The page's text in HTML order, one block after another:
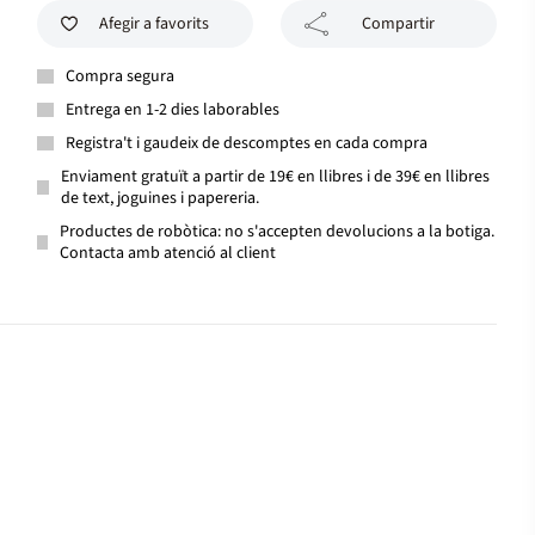
Afegir a favorits Compartir
Compra segura
Entrega en 1-2 dies laborables
Registra't i gaudeix de descomptes en cada compra
Enviament gratuït a partir de 19€ en llibres i de 39€ en llibres
de text, joguines i papereria.
Productes de robòtica: no s'accepten devolucions a la botiga.
Contacta amb atenció al client